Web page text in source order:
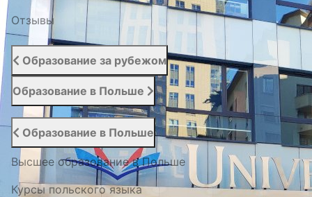
Отзывы
Образование за рубежом
Образование в Польше
Образование в Польше
Высшее образование в Польше
Курсы польского языка